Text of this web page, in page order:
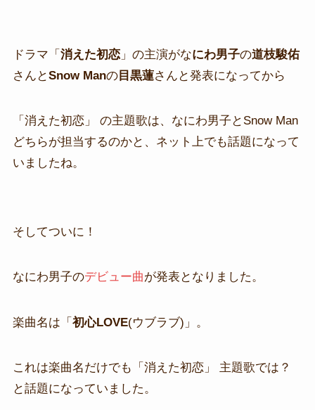
ドラマ「 消えた初恋」の主演がなにわ男子の道枝駿佑
さんとSnow Manの目黒蓮さんと発表になってから
「消えた初恋」 の主題歌は、なにわ男子とSnow Man
どちらが担当するのかと、ネット上でも話題になって
いましたね。
そしてついに！
なにわ男子のデビュー曲が発表となりました。
楽曲名は「 初心LOVE(ウブラブ)」。
これは楽曲名だけでも「消えた初恋」 主題歌では？
と話題になっていました。